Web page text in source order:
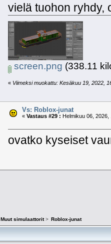
vielä tuohon ryhdy,
screen.png (338.11
« Viimeksi muokattu: Kesäkuu 19, 2022,
Vs: Roblox-junat
« Vastaus #29 : Helmikuu 06, 2026,
ovatko kyseiset
Muut simulaattorit> Roblox-junat